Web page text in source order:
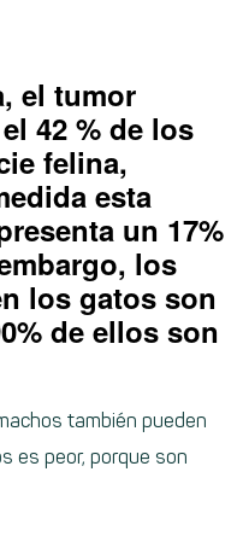
el tumor
42 % de los
felina,
esta
un 17%
los
los gatos son
de ellos son
también pueden
es peor, porque son